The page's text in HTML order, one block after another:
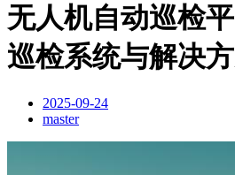
无人机自动巡检
巡检系统与解决
2025-09-24
master